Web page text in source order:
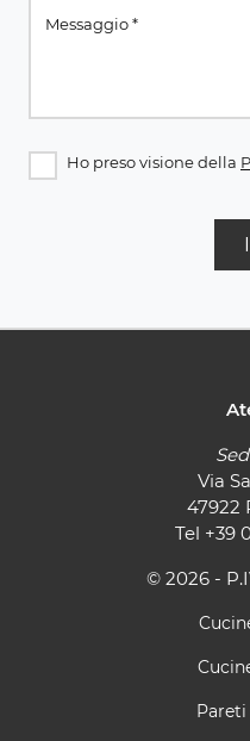
Ho preso visione della
Via
47922
Tel +39
© 2026 -